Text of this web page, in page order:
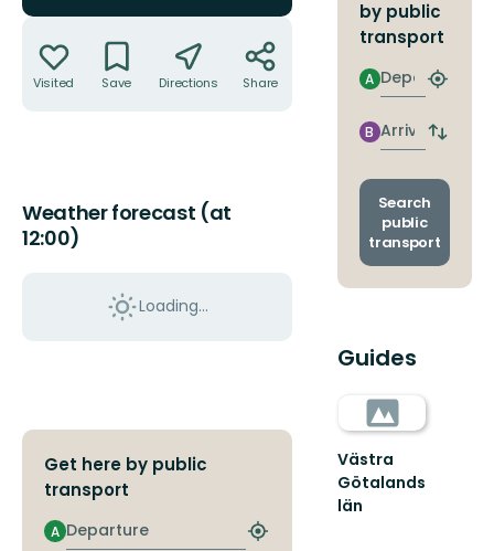
Visited Save Directions Share
Weather forecast (at
12:00)
Loading...
Get here by public
transport
Departure
A
Find
by public
transport
Departure
A
Find
stop
Arrival
B
Switch
and
Search
public
transport
Guides
Västra
Götalands
län